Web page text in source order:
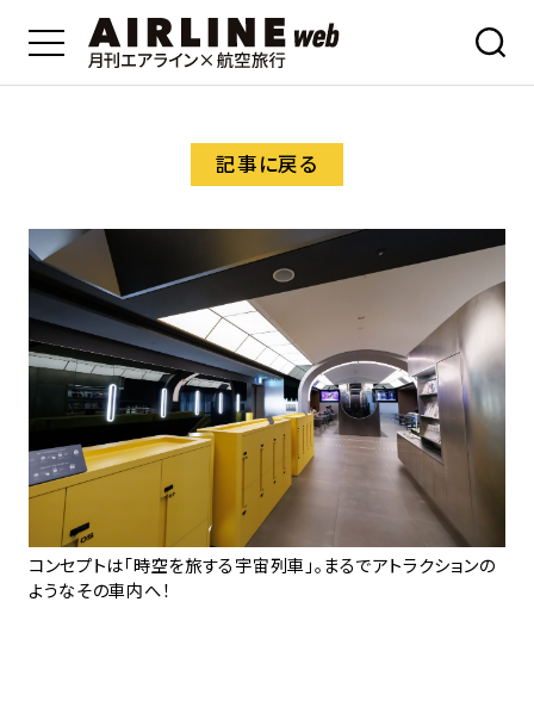
記事に戻る
コンセプトは「時空を旅する宇宙列車」。まるでアトラクションの
ようなその車内へ！